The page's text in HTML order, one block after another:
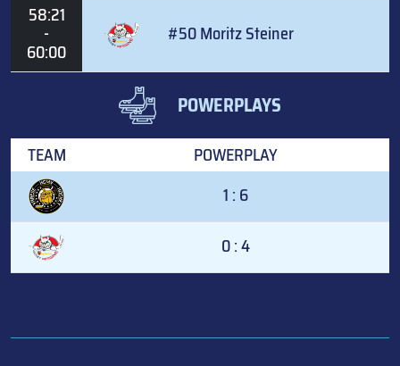
58:21
-
60:00
#50 Moritz Steiner
POWERPLAYS
TEAM
POWERPLAY
1 : 6
0 : 4